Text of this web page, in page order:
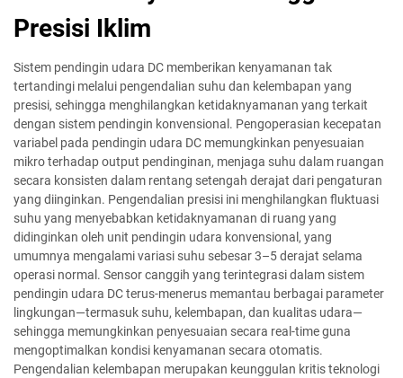
Presisi Iklim
Sistem pendingin udara DC memberikan kenyamanan tak
tertandingi melalui pengendalian suhu dan kelembapan yang
presisi, sehingga menghilangkan ketidaknyamanan yang terkait
dengan sistem pendingin konvensional. Pengoperasian kecepatan
variabel pada pendingin udara DC memungkinkan penyesuaian
mikro terhadap output pendinginan, menjaga suhu dalam ruangan
secara konsisten dalam rentang setengah derajat dari pengaturan
yang diinginkan. Pengendalian presisi ini menghilangkan fluktuasi
suhu yang menyebabkan ketidaknyamanan di ruang yang
didinginkan oleh unit pendingin udara konvensional, yang
umumnya mengalami variasi suhu sebesar 3–5 derajat selama
operasi normal. Sensor canggih yang terintegrasi dalam sistem
pendingin udara DC terus-menerus memantau berbagai parameter
lingkungan—termasuk suhu, kelembapan, dan kualitas udara—
sehingga memungkinkan penyesuaian secara real-time guna
mengoptimalkan kondisi kenyamanan secara otomatis.
Pengendalian kelembapan merupakan keunggulan kritis teknologi